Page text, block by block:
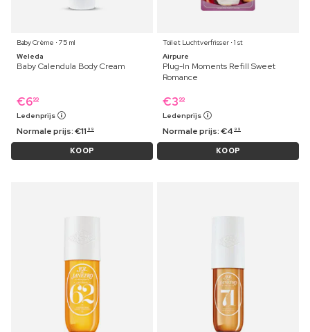
Baby Crème ⋅ 75 ml
Weleda
Baby Calendula Body Cream
€699
Ledenprijs
Normale prijs:€11 99
KOOP
Toilet Luchtverfrisser ⋅ 1 st
Airpure
Plug-In Moments Refill Sweet
Romance
€3 99
Ledenprijs
Normale prijs:€4 99
KOOP